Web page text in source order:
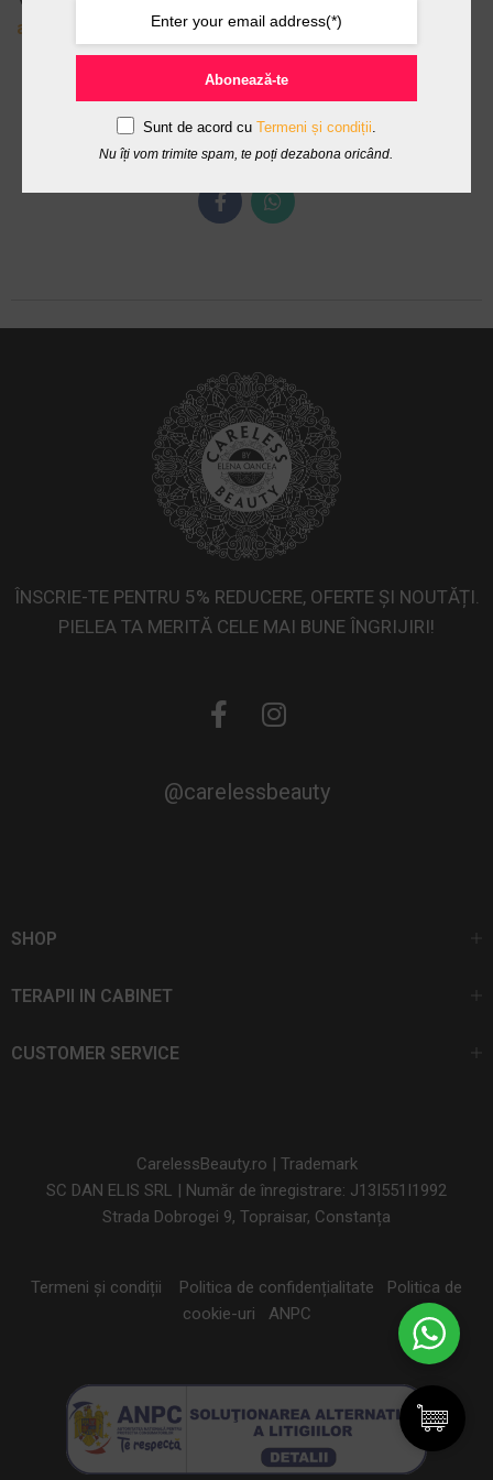
aici
Careless Beauty Plante Fructe Romanesti
ÎNSCRIE-TE PENTRU 5% REDUCERE, OFERTE ȘI NOUTĂȚI.
PIELEA TA MERITĂ CELE MAI BUNE ÎNGRIJIRI!
@carelessbeauty
SHOP
TERAPII IN CABINET
CUSTOMER SERVICE
CarelessBeauty.ro | Trademark
SC DAN ELIS SRL | Număr de înregistrare: J13I551I1992
Strada Dobrogei 9, Topraisar, Constanța
Termeni și condiții Politica de confidențialitate
Politica de
cookie-uri
ANPC
Abonează-te
Sunt de acord cu Termeni și condiții
Nu îți vom trimite spam, te poți dezabona oricând.